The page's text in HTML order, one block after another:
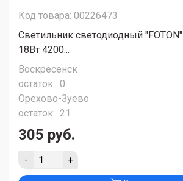
Код товара: 00226473
Светильник светодиодный
18Вт 4200...
Воскресенск
остаток: 0
Орехово-Зуево
остаток: 21
305 руб.
- +